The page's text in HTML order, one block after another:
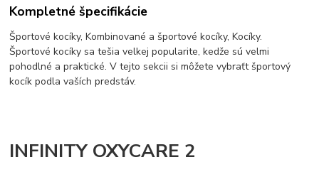
Kompletné špecifikácie
Športové kocíky, Kombinované a športové kocíky, Kocíky.
Športové kocíky sa tešia velkej popularite, kedže sú velmi
pohodlné a praktické. V tejto sekcii si môžete vybraťt športový
kocík podla vaších predstáv.
INFINITY OXYCARE 2